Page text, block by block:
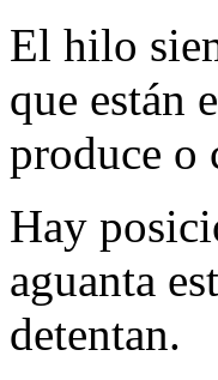
El hilo
que están
produce o
Hay
aguanta
detentan.